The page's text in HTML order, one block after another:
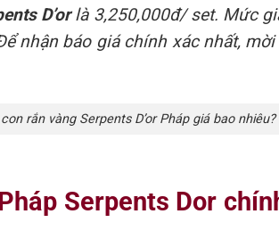
D’orlà 3,250,000đ/ set. Mức
nhận báo giá chính xác nhất,
rắn vàng Serpents D’or Pháp giá bao nhiêu?
Serpents Dor